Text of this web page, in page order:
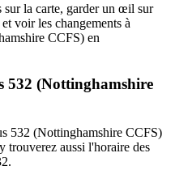
sur la carte, garder un œil sur
voir les changements à
CCFS) en
532 (Nottinghamshire
532 (Nottinghamshire CCFS)
trouverez aussi l'horaire des